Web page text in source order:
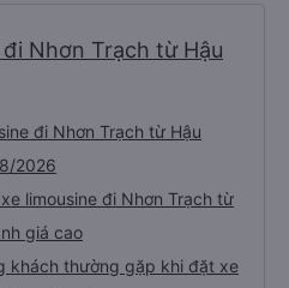
Nhơn Trạch từ Hậu
đi Nhơn Trạch từ Hậu
2026
limousine đi Nhơn Trạch từ
giá cao
khách thường gặp khi đặt xe